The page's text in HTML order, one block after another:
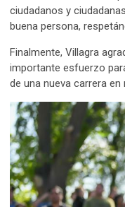
ciudadanos y
buena persona,
Finalmente, Villagra
importante esfuerzo
de una nueva carrera